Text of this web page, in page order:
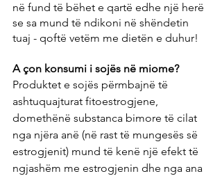
në fund të bëhet e qartë edhe një herë
se sa mund të ndikoni në shëndetin
tuaj - qoftë vetëm me dietën e duhur!
A çon konsumi i sojës në miome?
Produktet e sojës përmbajnë të
ashtuquajturat fitoestrogjene,
domethënë substanca bimore të cilat
nga njëra anë (në rast të mungesës së
estrogjenit) mund të kenë një efekt të
ngjashëm me estrogjenin dhe nga ana